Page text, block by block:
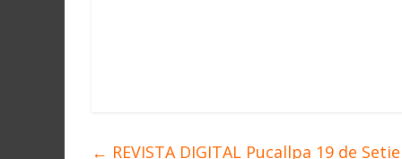
← REVISTA DIGITAL Pucallpa 19 de